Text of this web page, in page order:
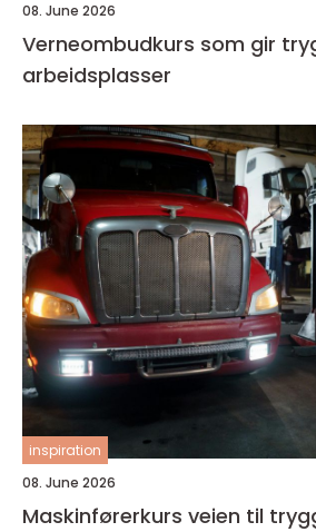
08. June 2026
Verneombudkurs som gir
arbeidsplasser
inspiration
08. June 2026
Maskinførerkurs veien til trygg og lovlig bruk